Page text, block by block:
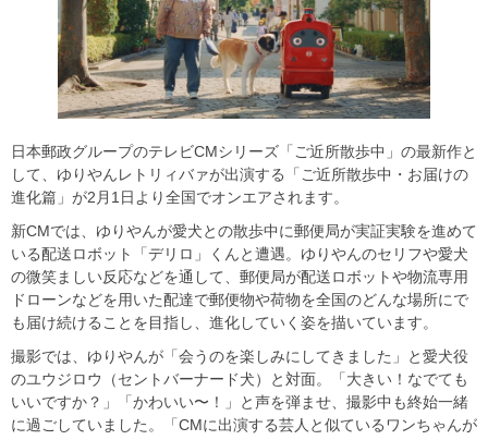
日本郵政グループのテレビCMシリーズ「ご近所散歩中」の最新作と
して、ゆりやんレトリィバァが出演する「ご近所散歩中・お届けの
進化篇」が2月1日より全国でオンエアされます。
新CMでは、ゆりやんが愛犬との散歩中に郵便局が実証実験を進めて
いる配送ロボット「デリロ」くんと遭遇。ゆりやんのセリフや愛犬
の微笑ましい反応などを通して、郵便局が配送ロボットや物流専用
ドローンなどを用いた配達で郵便物や荷物を全国のどんな場所にで
も届け続けることを目指し、進化していく姿を描いています。
撮影では、ゆりやんが「会うのを楽しみにしてきました」と愛犬役
のユウジロウ（セントバーナード犬）と対面。「大きい！なでても
いいですか？」「かわいい〜！」と声を弾ませ、撮影中も終始一緒
に過ごしていました。「CMに出演する芸人と似ているワンちゃんが